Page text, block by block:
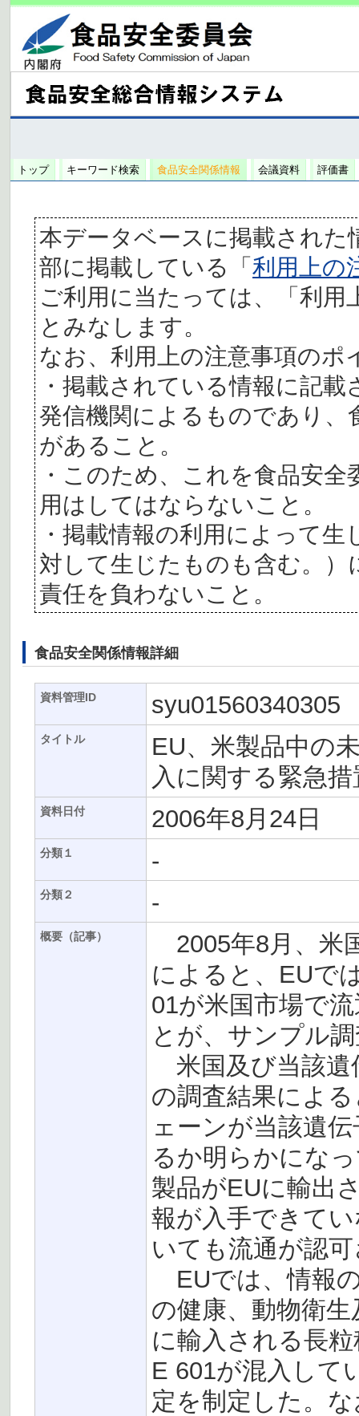
トップ キーワード検索 食品安全関係情報 会議資料 評価書
本データベースに掲載された
部に掲載している「利用上の
ご利用に当たっては、「利
とみなします。
なお、利用上の注意事項の
・掲載されている情報に記
発信機関によるものであり、
があること。
・このため、これを食品安
用はしてはならないこと。
・掲載情報の利用によって
対して生じたものも含む。
責任を負わないこと。
食品安全関係情報詳細
資料管理ID syu01560340305
タイトル
EU、米製品中の
入に関する緊急
資料日付 2006年8月24日
分類１ -
分類２ -
概要（記事）
2005年8月、米
によると、EUで
01が米国市場で
とが、サンプル
米国及び当該遺
の調査結果によ
ェーンが当該遺
るか明らかにな
製品がEUに輸出
報が入手できて
いても流通が認
EUでは、情報
の健康、動物衛
に輸入される長
E 601が混入して
定を制定した。